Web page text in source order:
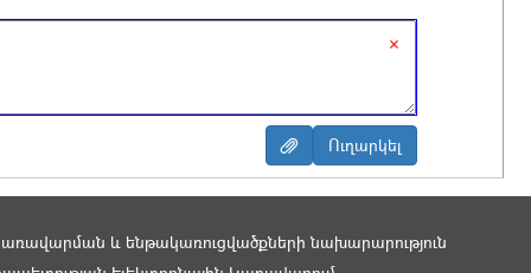
×
և ենթակառուցվածքների նախարարություն